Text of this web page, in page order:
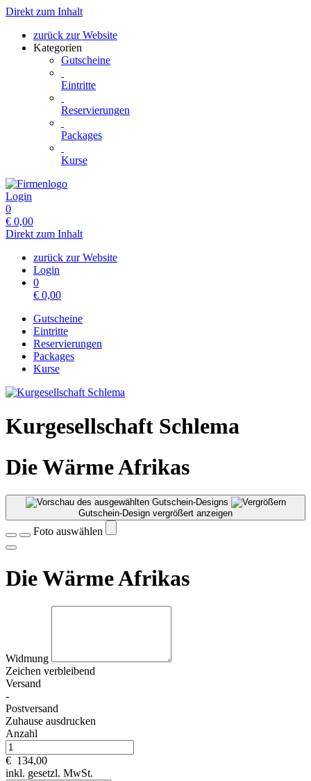
Direkt zum Inhalt
zurück zur Website
Kategorien
Gutscheine
Eintritte
Reservierungen
Packages
Kurse
Login
0
€ 0,00
Direkt zum Inhalt
zurück zur Website
Login
0
€ 0,00
Gutscheine
Eintritte
Reservierungen
Packages
Kurse
Kurgesellschaft Schlema
Die Wärme Afrikas
Gutschein-Design vergrößert anzeigen
Foto auswählen
Die Wärme Afrikas
Widmung
Zeichen verbleibend
Versand
-
Postversand
Zuhause ausdrucken
Anzahl
€ 134,00
inkl. gesetzl. MwSt.